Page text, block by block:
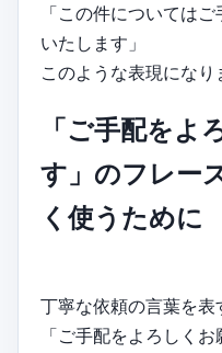
「この件については
いたします」
このような表現になり
「ご手配をよ
す」のフレー
く使うために
丁寧な依頼の言葉を表
「ご手配をよろしく